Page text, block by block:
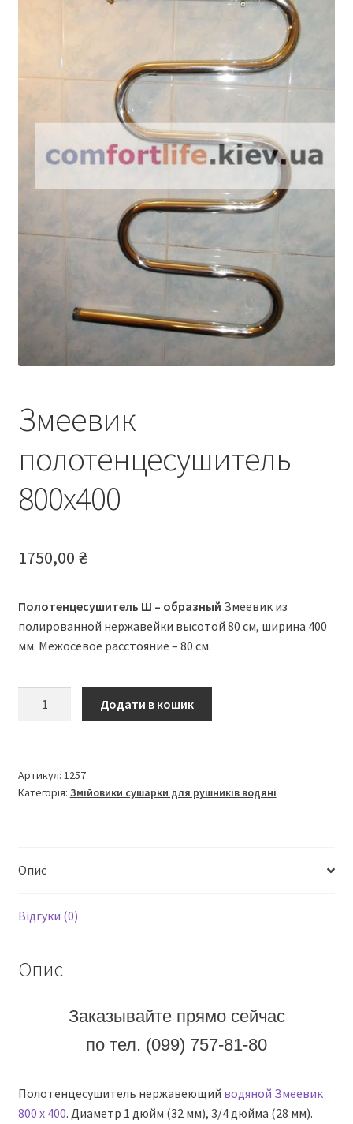
Виготовлення сушарок для рушників з неіржавіючої
сталі на замовлення в Києві
Все про рушникові сушарки
Гарантія
Доставка й оплата
Контакти
Змеевик
полотенцесушитель
800х400
1750,00 ₴
Полотенцесушитель Ш – образный Змеевик из
полированной нержавейки высотой 80 см, ширина 400
мм. Межосевое расстояние – 80 см.
полотенцесушитель
Додати в кошик
Артикул: 1257
Категорія: Змійовики сушарки для рушників водяні
Опис
Відгуки (0)
Опис
Заказывайте прямо сейчас
по тел. (099) 757-81-80
Полотенцесушитель нержавеющий водяной Змеевик
800 х 400. Диаметр 1 дюйм (32 мм), 3/4 дюйма (28 мм).